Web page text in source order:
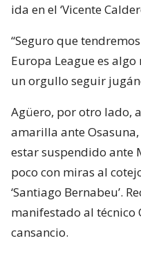
ida en el ‘Vicente
“Seguro que
Europa League es
un orgullo seguir
Agüero, por otro lado,
amarilla ante
estar suspendido ante
poco con miras al
‘Santiago Bernabeu’.
manifestado al técnico
cansancio.